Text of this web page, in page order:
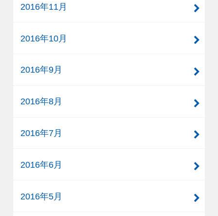
2016年11月
2016年10月
2016年9月
2016年8月
2016年7月
2016年6月
2016年5月